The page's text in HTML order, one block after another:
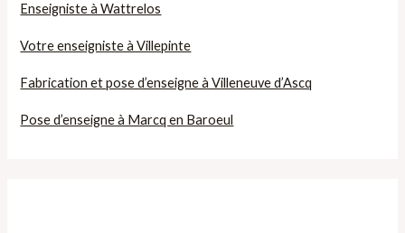
Enseigniste à Wattrelos
Votre enseigniste à Villepinte
Fabrication et pose d’enseigne à Villeneuve d’Ascq
Pose d’enseigne à Marcq en Baroeul